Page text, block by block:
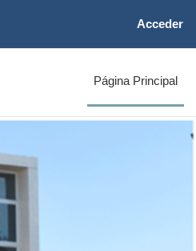
Acceder
Página Principal